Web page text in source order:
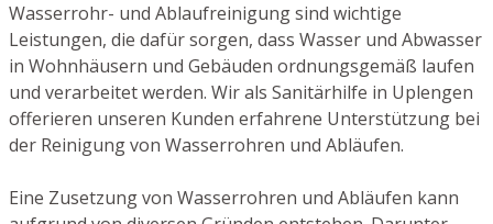
Wasserrohr- und Ablaufreinigung sind wichtige
Leistungen, die dafür sorgen, dass Wasser und Abwasser
in Wohnhäusern und Gebäuden ordnungsgemäß laufen
und verarbeitet werden. Wir als Sanitärhilfe in Uplengen
offerieren unseren Kunden erfahrene Unterstützung bei
der Reinigung von Wasserrohren und Abläufen.
Eine Zusetzung von Wasserrohren und Abläufen kann